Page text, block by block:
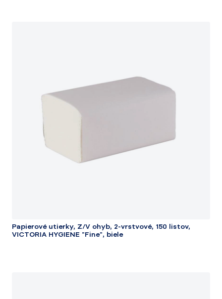
Papierové utierky, Z/V ohyb, 2-vrstvové, 150 listov,
VICTORIA HYGIENE "Fine", biele